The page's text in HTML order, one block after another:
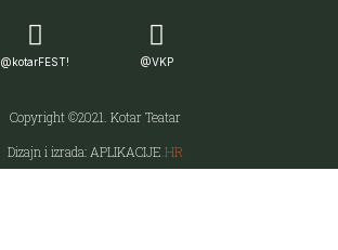
@kotarFEST! @VKP
Copyright ©2021. Kotar Teatar
Dizajn i izrada: APLIKACIJE .HR